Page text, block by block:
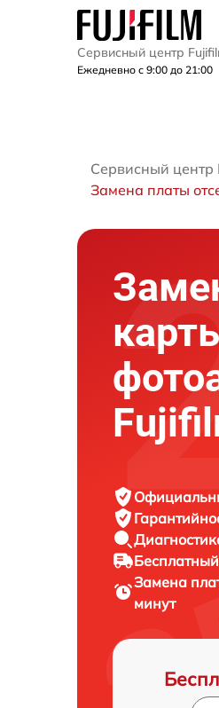
Сервисный центр
Ежедневно с 9:00 до 21:00
Сервисный центр
Замена платы
Замена
минут